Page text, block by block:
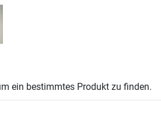
ein bestimmtes Produkt zu finden.